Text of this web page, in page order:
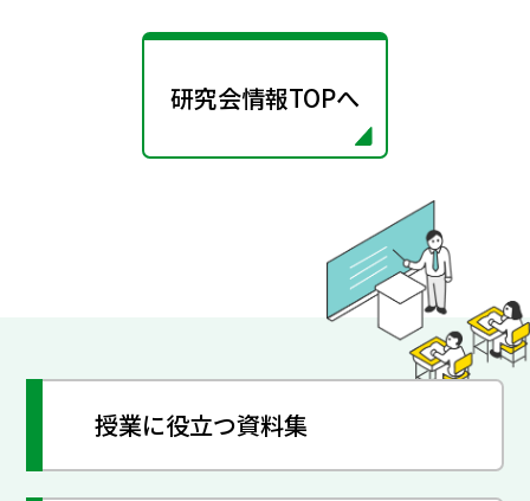
研究会情報TOPへ
授業に役立つ資料集